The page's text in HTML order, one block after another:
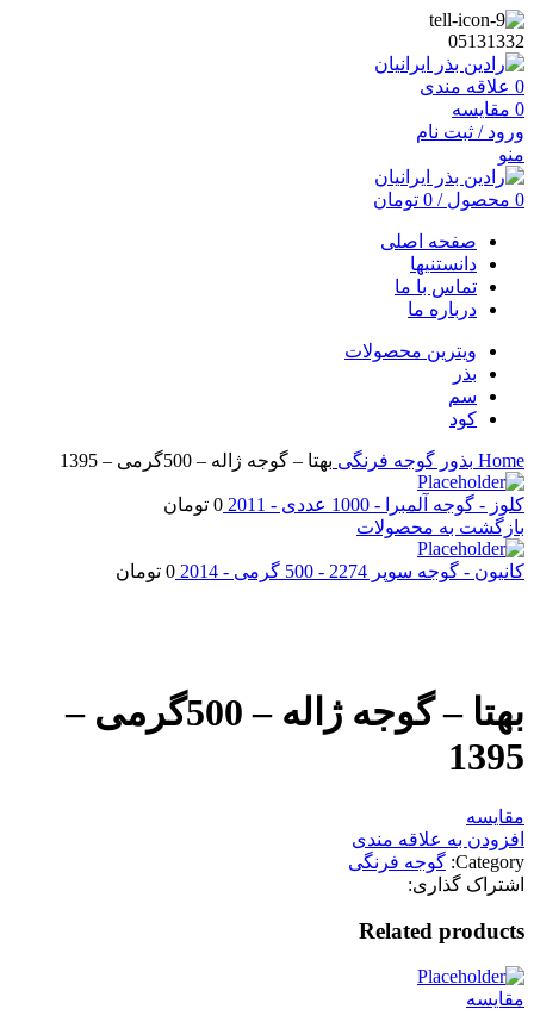
05131332
0 علاقه مندی
0 مقایسه
ورود / ثبت نام
منو
0 محصول /
0 تومان
صفحه اصلی
دانستنیها
تماس با ما
درباره ما
ویترین محصولات
بذر
سم
کود
Home بذور گوجه فرنگی بهتا – گوجه ژاله – 500گرمی – 1395
کلوز - گوجه آلمبرا - 1000 عددی - 2011 0 تومان
بازگشت به محصولات
کانیون - گوجه سوپر 2274 - 500 گرمی - 2014 0 تومان
بهتا – گوجه ژاله – 500گرمی –
1395
مقایسه
افزودن به علاقه مندی
Category: گوجه فرنگی
اشتراک گذاری:
Related products
مقایسه